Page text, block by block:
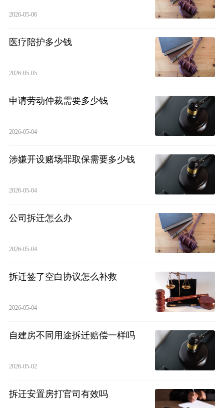
2026-05-06
医疗陪护多少钱
2026-05-05
申请劳动仲裁需要多少钱
2026-05-04
涉嫌开设赌场罪取保需要多少钱
2026-05-04
公司拆迁怎么办
2026-05-04
拆迁签了空白协议怎么补救
2026-05-04
自建房不同用途拆迁赔偿一样吗
2026-05-02
拆迁安置房打官司有效吗